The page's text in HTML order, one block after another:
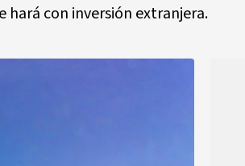
hará con inversión extranjera.